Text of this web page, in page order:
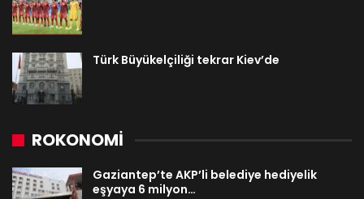
Türk Büyükelçiliği tekrar Kiev’de
ROKONOMİ
Gaziantep’te AKP’li belediye hediyelik
eşyaya 6 milyon…